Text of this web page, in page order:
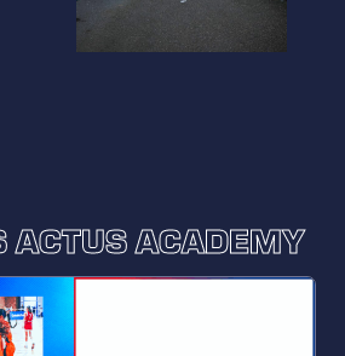
ACTUS ACADEMY